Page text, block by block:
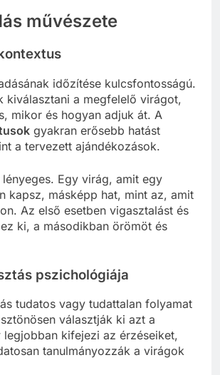
művészete
időzítése kulcsfontosságú.
kiválasztani a megfelelő virágot,
mikor és hogyan adjuk át. A
gyakran erősebb hatást
a tervezett ajándékozások.
Egy virág, amit egy
kapsz, másképp hat, mint az, amit
Az első esetben vigasztalást és
ki, a másodikban örömöt és
pszichológiája
tudatos vagy tudattalan folyamat
választják ki azt a
kifejezi az érzéseiket,
tanulmányozzák a virágok